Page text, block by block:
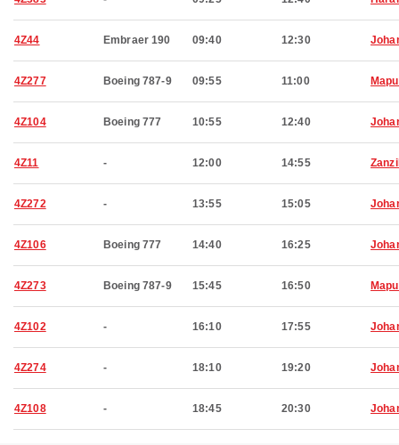
4Z44 Embraer 190 09:40 12:30
4Z277 Boeing 787-9 09:55 11:00
4Z104 Boeing 777 10:55 12:40
4Z11 - 12:00 14:55
4Z272 - 13:55 15:05
4Z106 Boeing 777 14:40 16:25
4Z273 Boeing 787-9 15:45 16:50
4Z102 - 16:10 17:55
4Z274 - 18:10 19:20
4Z108 - 18:45 20:30